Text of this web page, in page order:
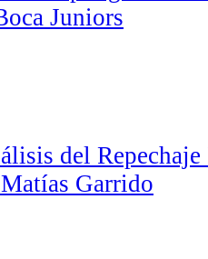
Juniors
del
Garrido